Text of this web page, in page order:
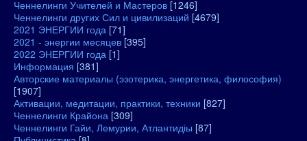
Ченнелинги Учителей и Мастеров [1246]
Ченнелинги других Сил и цивилизаций [4679]
2021 ЭНЕРГИИ года [71]
2021 - энергии месяцев [395]
2022 ЭНЕРГИИ года [1]
Информация [381]
Авторские материалы (эзотерика, энергетика, философия)
[1907]
Активации, медитации, практики, техники [827]
Ченнелинги Крайона [309]
Ченнелинги Гайи, Лемурии, Атлантидіы [87]